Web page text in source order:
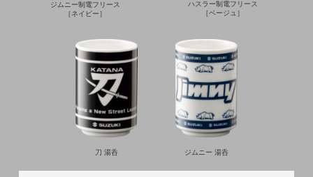
ジムニー制電フリース
［ネイビー］
ハスラー制電フリース
［ベージュ］
刀 湯呑 ジムニー 湯呑